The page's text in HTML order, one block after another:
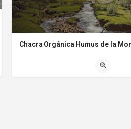
Chacra Orgánica Humus de la
Camino de